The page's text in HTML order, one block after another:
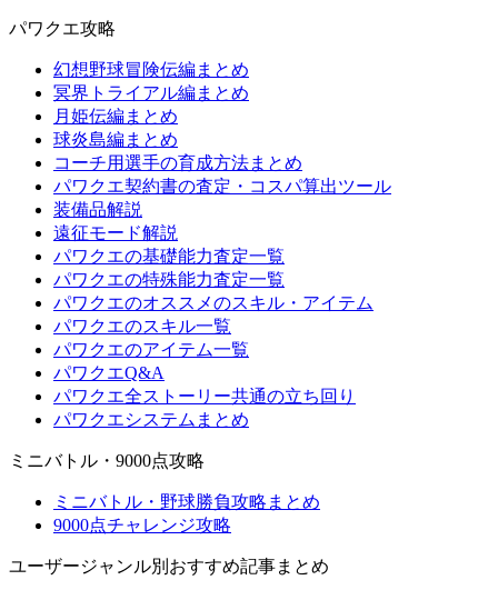
パワクエ攻略
幻想野球冒険伝編まとめ
冥界トライアル編まとめ
月姫伝編まとめ
球炎島編まとめ
コーチ用選手の育成方法まとめ
パワクエ契約書の査定・コスパ算出ツール
装備品解説
遠征モード解説
パワクエの基礎能力査定一覧
パワクエの特殊能力査定一覧
パワクエのオススメのスキル・アイテム
パワクエのスキル一覧
パワクエのアイテム一覧
パワクエQ&A
パワクエ全ストーリー共通の立ち回り
パワクエシステムまとめ
ミニバトル・9000点攻略
ミニバトル・野球勝負攻略まとめ
9000点チャレンジ攻略
ユーザージャンル別おすすめ記事まとめ